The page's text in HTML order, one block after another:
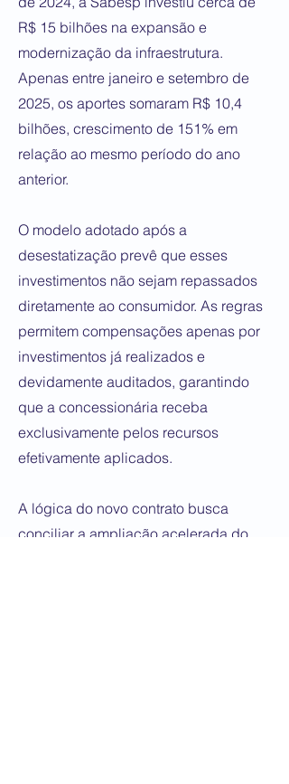
R$ 15 bilhões na expansão e
modernização da infraestrutura.
Apenas entre janeiro e setembro de
2025, os aportes somaram R$ 10,4
bilhões, crescimento de 151% em
relação ao mesmo período do ano
anterior.
O modelo adotado após a
desestatização prevê que esses
investimentos não sejam repassados
diretamente ao consumidor. As regras
permitem compensações apenas por
investimentos já realizados e
devidamente auditados, garantindo
que a concessionária receba
exclusivamente pelos recursos
efetivamente aplicados.
A lógica do novo contrato busca
conciliar a ampliação acelerada do